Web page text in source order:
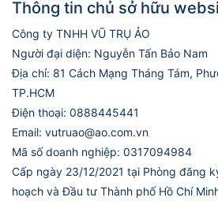
Thông tin chủ sở hữu
Công ty TNHH VŨ TRỤ ẢO
Người đại diện: Nguyễn Tấn Bảo Nam
Địa chỉ: 81 Cách Mạng Tháng Tám,
TP.HCM
Điện thoại: 0888445441
Email: vutruao@ao.com.vn
Mã số doanh nghiệp: 0317094984
Cấp ngày 23/12/2021 tại Phòng đăng
hoạch và Đầu tư Thành phố Hồ Chí